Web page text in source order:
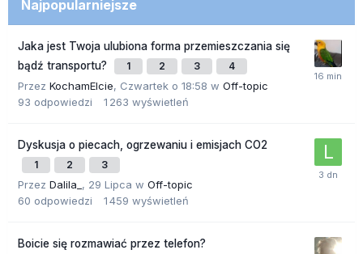
Najpopularniejsze
Jaka jest Twoja ulubiona forma przemieszczania się
bądź transportu?
1 2 3 4
Przez KochamElcie, Czwartek o 18:58 w Off-topic
93 odpowiedzi 1 263 wyświetleń
Dyskusja o piecach, ogrzewaniu i emisjach CO2
1 2 3
Przez Dalila_ , 29 Lipca w Off-topic
60 odpowiedzi 1 459 wyświetleń
Boicie się rozmawiać przez telefon?